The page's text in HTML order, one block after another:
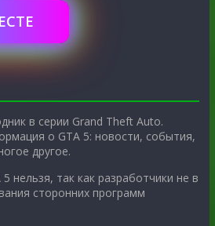
в серии Grand Theft Auto.
о GTA 5: новости, события,
другое.
нельзя, так как разработчики не в
сторонних программ